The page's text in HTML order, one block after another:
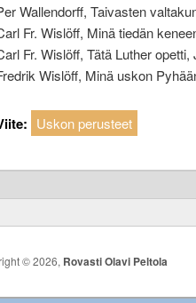
Wallendorff, Taivasten
Fr. Wislöff, Minä tiedän
Fr. Wislöff, Tätä Luther
Wislöff, Minä uskon
Uskon perusteet
© 2026, Rovasti Olavi Peltola